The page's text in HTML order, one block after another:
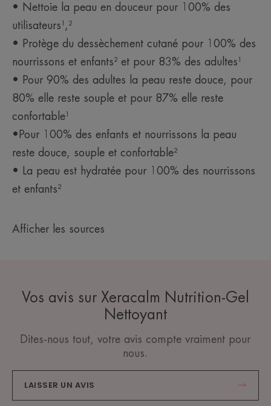
• Nettoie la peau en douceur pour 100% des
utilisateurs¹,²
• Protège du dessèchement cutané pour 100% des
nourrissons et enfants² et pour 83% des adultes¹
• Pour 90% des adultes la peau reste douce, pour
80% elle reste souple et pour 87% elle reste
confortable¹
•Pour 100% des enfants et nourrissons la peau
reste douce, souple et confortable²
• La peau est hydratée pour 100% des nourrissons
et enfants²
Afficher les sources
Vos avis sur Xeracalm Nutrition-Gel
Nettoyant
Dites-nous tout, votre avis compte vraiment pour
nous.
LAISSER UN AVIS